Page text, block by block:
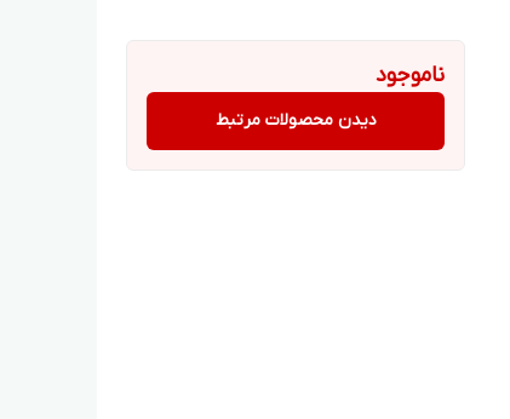
ناموجود
دیدن محصولات مرتبط